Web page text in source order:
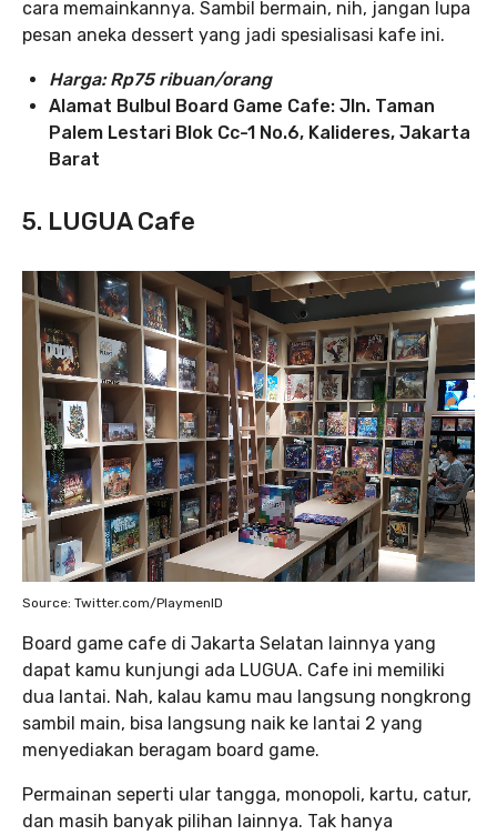
cara memainkannya. Sambil bermain, nih, jangan lupa
pesan aneka dessert yang jadi spesialisasi kafe ini.
Harga: Rp75 ribuan/orang
Alamat Bulbul Board Game Cafe: Jln. Taman
Palem Lestari Blok Cc-1 No.6, Kalideres, Jakarta
Barat
5. LUGUA Cafe
Source: Twitter.com/PlaymenID
Board game cafe di Jakarta Selatan lainnya yang
dapat kamu kunjungi ada LUGUA. Cafe ini memiliki
dua lantai. Nah, kalau kamu mau langsung nongkrong
sambil main, bisa langsung naik ke lantai 2 yang
menyediakan beragam board game.
Permainan seperti ular tangga, monopoli, kartu, catur,
dan masih banyak pilihan lainnya. Tak hanya